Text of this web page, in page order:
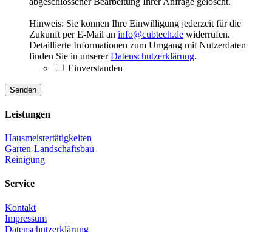
Hinweis: Sie können Ihre Einwilligung jederzeit für die
Zukunft per E-Mail an info@cubtech.de widerrufen.
Detaillierte Informationen zum Umgang mit Nutzerdaten
finden Sie in unsererDatenschutzerklärung.
Einverstanden
Leistungen
Hausmeistertätigkeiten
Garten-Landschaftsbau
Reinigung
Service
Kontakt
Impressum
Datenschutzerklärung